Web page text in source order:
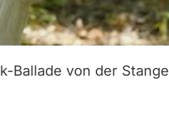
Ballade von der Stange